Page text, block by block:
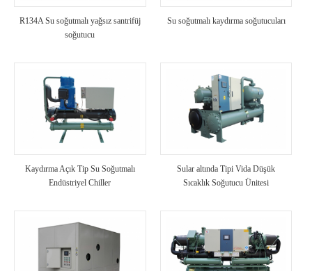
R134A Su soğutmalı yağsız santrifüj
soğutucu
Su soğutmalı kaydırma soğutucuları
Kaydırma Açık Tip Su Soğutmalı
Endüstriyel Chiller
Sular altında Tipi Vida Düşük
Sıcaklık Soğutucu Ünitesi